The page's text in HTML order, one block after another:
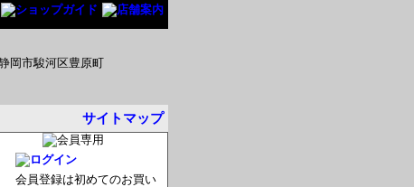
サイトマップ
会員登録は初めてのお買い